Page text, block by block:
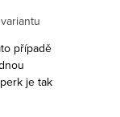
případě
je tak